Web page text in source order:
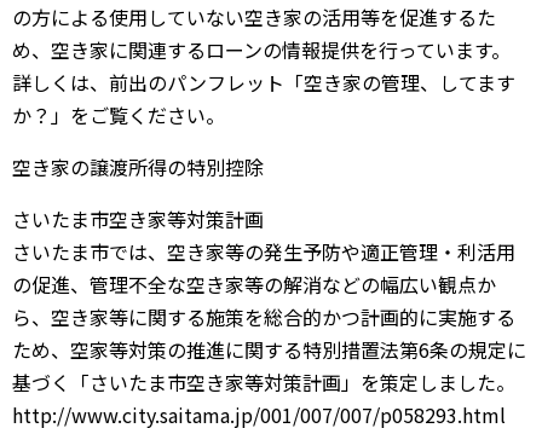
の方による使用していない空き家の活用等を促進するた
め、空き家に関連するローンの情報提供を行っています。
詳しくは、前出のパンフレット「空き家の管理、してます
か？」をご覧ください。
空き家の譲渡所得の特別控除
さいたま市空き家等対策計画
さいたま市では、空き家等の発生予防や適正管理・利活用
の促進、管理不全な空き家等の解消などの幅広い観点か
ら、空き家等に関する施策を総合的かつ計画的に実施する
ため、空家等対策の推進に関する特別措置法第6条の規定に
基づく「さいたま市空き家等対策計画」を策定しました。
http://www.city.saitama.jp/001/007/007/p058293.html